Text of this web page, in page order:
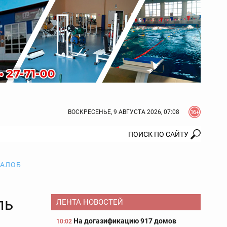
ВОСКРЕСЕНЬЕ, 9 АВГУСТА 2026, 07:08
ЛЕНТА НОВОСТЕЙ
10:02 На догазификацию 917 домов